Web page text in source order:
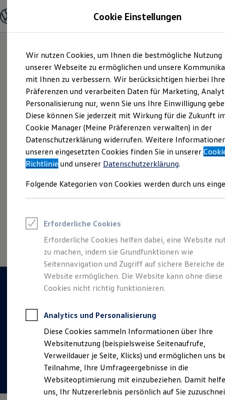
Hauptinhalt
springen
Footer
springen
Modelle und Konfigurator
Modelle vergleichen
Elektroautos
ENERGY Sondermodelle
Nutzfahrzeuge
SUV und CUV
Familienautos
Kombis
Kompaktwagen
Sportwagen
Schnell verfügbare Fahrzeuge
Angebote und Produkte
Aktuelle Angebote
E-Auto-Förderung
Volkswagen Marktplatz
Junge Gebrauchtwagen und Gebrauchtwagen
Saisonangebote
Leasing
Leasing-Angebote
Gebrauchtwagen Leasing
Junge Gebrauchtwagen-Leasing
Elektroauto Leasing
Kleinwagen-Leasing
Leasing ohne Anzahlung
Autokredit mit Schlussrate
Versicherungen und Garantien
Kfz-Versicherung
Restschuldversicherungen
Garantien
Wartungsverträge
Geschäftskunden
Professional Class bei Volkswagen
Großkunden
Behörden
Ihre Karriere bei uns
(Impressum & Rechtliches)
Cookie Einstellungen
Wir nutzen Cookies, um Ihnen die bestmögliche Nutzung
unserer Webseite zu ermöglichen und unsere
mit Ihnen zu verbessern. Wir berücksichtigen hierbei Ihre
Präferenzen und verarbeiten Daten für Marketing,
Personalisierung nur, wenn Sie uns Ihre Einwilligung
Diese können Sie jederzeit mit Wirkung für die Zukunft
Cookie Manager (Meine Präferenzen verwalten) in der
Datenschutzerklärung widerrufen. Weitere
unseren eingesetzten Cookies finden Sie in unserer
Richtlinie und unserer Datenschutzerklärung.
Folgende Kategorien von Cookies werden durch uns
Erforderliche Cookies
Erforderliche Cookies helfen dabei, eine Website
zu machen, indem sie Grundfunktionen wie
Seitennavigation und Zugriff auf sichere Bereiche
Website ermöglichen. Die Website kann ohne diese
Cookies nicht richtig funktionieren.
Analytics und Personalisierung
Diese Cookies sammeln Informationen über Ihre
Websitenutzung (beispielsweise Seitenaufrufe,
Verweildauer je Seite, Klicks) und ermöglichen uns
Teilnahme, Ihre Umfrageergebnisse in die
Websiteoptimierung mit einzubeziehen. Damit
uns, Ihr Nutzererlebnis persönlich auf Sie